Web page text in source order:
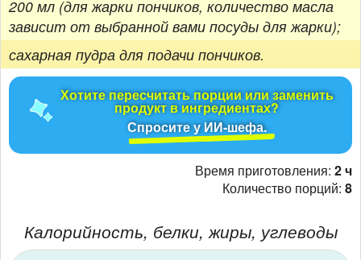
200 мл (для жарки пончиков, количество масла
зависит от выбранной вами посуды для жарки);
сахарная пудра для подачи пончиков.
Хотите пересчитать порции или заменить
продукт в ингредиентах?
Спросите у ИИ-шефа.
Время приготовления: 2 ч
Количество порций: 8
Калорийность, белки, жиры, углеводы